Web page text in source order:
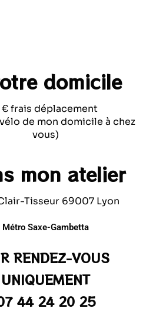
domicile
€ frais déplacement
vélo de mon domicile à chez
vous)
mon atelier
Tisseur 69007 Lyon
Métro Saxe-Gambetta
RENDEZ-VOUS
UNIQUEMENT
44 24 20 25